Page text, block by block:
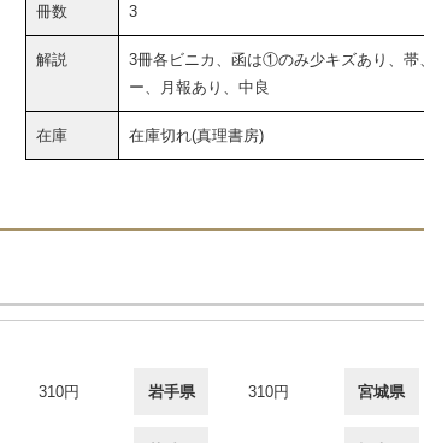
冊数 3
解説
3冊各ビニカ、函は①のみ少キズあり、帯
ー、月報あり、中良
在庫 在庫切れ(真理書房)
310円 岩手県 310円 宮城県